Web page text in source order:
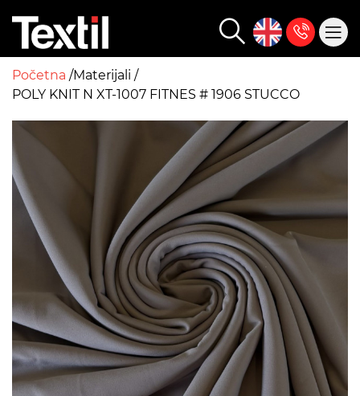
Početna Materijali
POLY KNIT N XT-1007 FITNES # 1906 STUCCO